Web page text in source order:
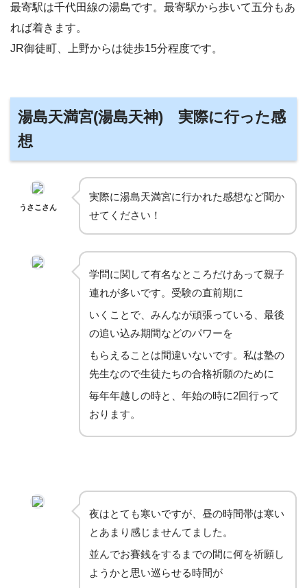
最寄駅は千代田線の湯島です。最寄駅から歩いて五分もあ
れば着きます。
JR御徒町、上野からは徒歩15分程度です。
湯島天満宮(湯島天神) 実際に行った感
想
うさこさん
実際に湯島天満宮に行かれた感想など聞か
せてください！
学問に関して有名なところだけあって親子
連れが多いです。受験の直前期に
いくことで、みんなが頑張っている、最後
の追い込み期間などのパワーを
もらえることは間違いないです。私は塾の
先生なので生徒たちの合格祈願のために
毎年年越しの時と、年始の時に2回行って
おります。
夜はとても寒いですが、昼の時間帯は寒い
とあまり感じませんてました。
並んでお賽銭をするまでの間に何を祈願し
ようかと思い巡らせる時間が